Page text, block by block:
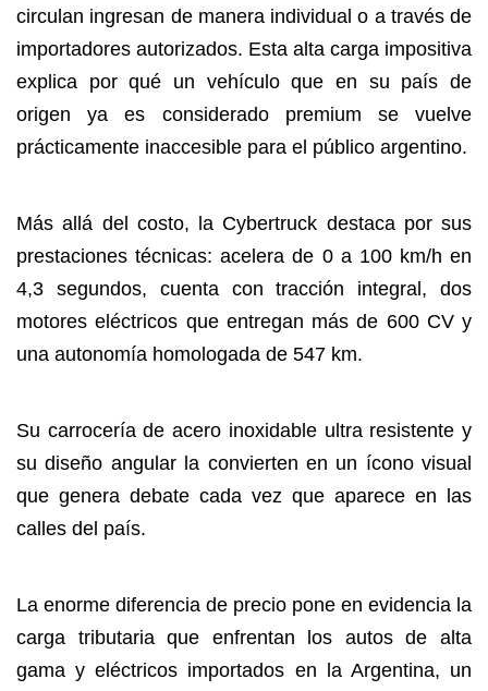
circulan ingresan de manera individual o a través de
importadores autorizados. Esta alta carga impositiva
explica por qué un vehículo que en su país de
origen ya es considerado premium se vuelve
prácticamente inaccesible para el público argentino.
Más allá del costo, la Cybertruck destaca por sus
prestaciones técnicas: acelera de 0 a 100 km/h en
4,3 segundos, cuenta con tracción integral, dos
motores eléctricos que entregan más de 600 CV y
una autonomía homologada de 547 km.
Su carrocería de acero inoxidable ultra resistente y
su diseño angular la convierten en un ícono visual
que genera debate cada vez que aparece en las
calles del país.
La enorme diferencia de precio pone en evidencia la
carga tributaria que enfrentan los autos de alta
gama y eléctricos importados en la Argentina, un